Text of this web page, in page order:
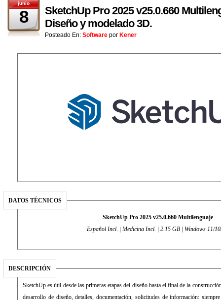
junio
8
SketchUp Pro 2025 v25.0.660
Diseño y modelado 3D.
Posteado En: Software por Kener
DATOS TÉCNICOS
SketchUp Pro 2025 v25.0.660 Multilenguaje
Español Incl. | Medicina Incl. | 2.15 GB | Windows 11/
DESCRIPCIÓN
SketchUp es útil desde las primeras etapas del diseño hasta el final de la
desarrollo de diseño, detalles, documentación, solicitudes de información: